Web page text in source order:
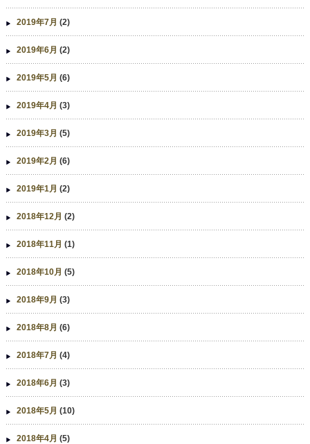
2019年7月 (2)
2019年6月 (2)
2019年5月 (6)
2019年4月 (3)
2019年3月 (5)
2019年2月 (6)
2019年1月 (2)
2018年12月 (2)
2018年11月 (1)
2018年10月 (5)
2018年9月 (3)
2018年8月 (6)
2018年7月 (4)
2018年6月 (3)
2018年5月 (10)
2018年4月 (5)